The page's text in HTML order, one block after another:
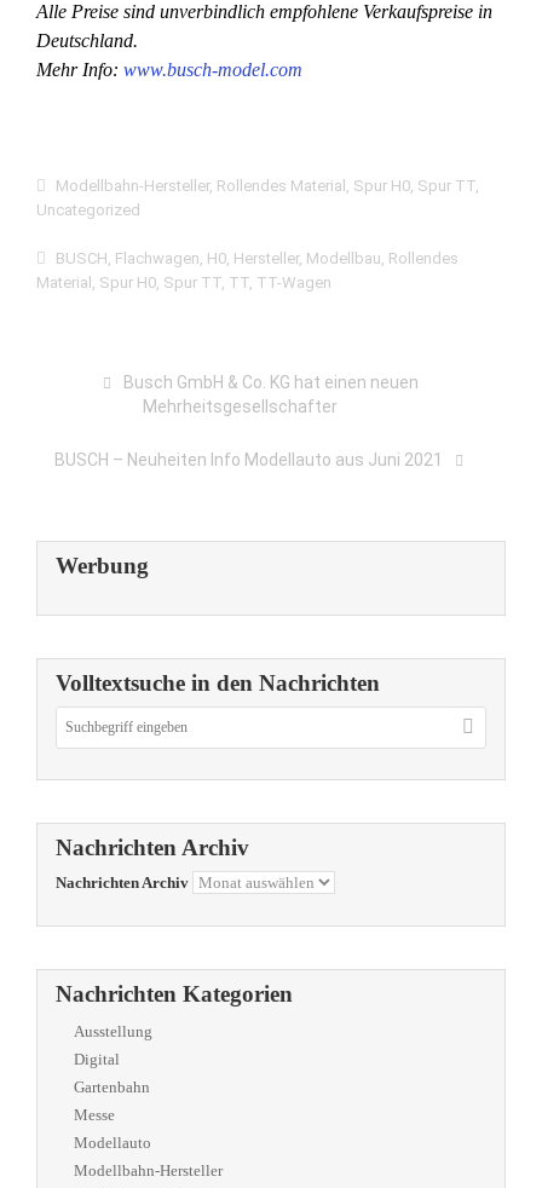
Alle Preise sind unverbindlich empfohlene Verkaufspreise in
Deutschland.
Mehr Info: www.busch-model.com
Modellbahn-Hersteller, Rollendes Material , Spur H0, Spur TT,
Uncategorized
BUSCH, Flachwagen, H0, Hersteller, Modellbau, Rollendes
Material , Spur H0, Spur TT, TT, TT-Wagen
Busch GmbH & Co. KG hat einen neuen
Mehrheitsgesellschafter
BUSCH – Neuheiten Info Modellauto aus Juni 2021
Werbung
Volltextsuche in den Nachrichten
Nachrichten Archiv
Nachrichten Archiv
Nachrichten Kategorien
Ausstellung
Digital
Gartenbahn
Messe
Modellauto
Modellbahn-Hersteller